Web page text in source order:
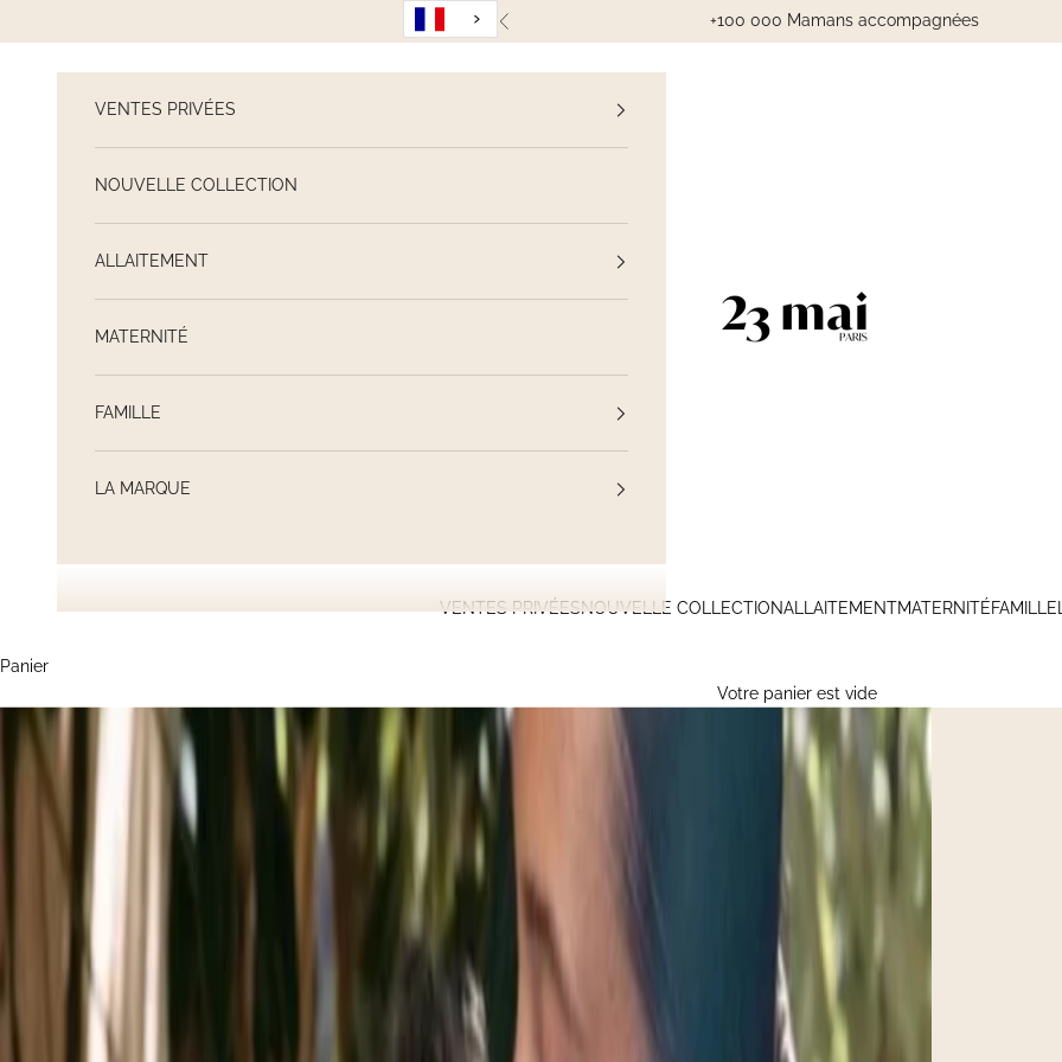
Précédent +100 000 Mamans accompagnées
23 Mai Paris
VENTES PRIVÉESNOUVELLE COLLECTIONALLAITEMENTMATERNITÉFAMILLE
VENTES PRIVÉES
NOUVELLE COLLECTION
ALLAITEMENT
MATERNITÉ
FAMILLE
LA MARQUE
Panier
Votre panier est vide